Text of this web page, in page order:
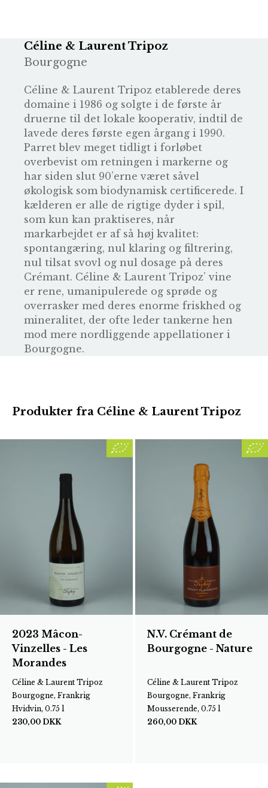
Céline & Laurent Tripoz
Bourgogne
Céline & Laurent Tripoz etablerede deres
domaine i 1986 og solgte i de første år
druerne til det lokale kooperativ, indtil de
lavede deres første egen årgang i 1990.
Parret blev meget tidligt i forløbet
overbevist om retningen i markerne og
har siden slut 90’erne været såvel
økologisk som biodynamisk certificerede. I
kælderen er alle de rigtige dyder i spil,
som kun kan praktiseres, når
markarbejdet er af så høj kvalitet:
spontangæring, nul klaring og filtrering,
nul tilsat svovl og nul dosage på deres
Crémant. Céline & Laurent Tripoz’ vine
er rene, umanipulerede og sprøde og
overrasker med deres enorme friskhed og
mineralitet, der ofte leder tankerne hen
mod mere nordliggende appellationer i
Bourgogne.
Produkter fra Céline & Laurent Tripoz
2023 Mâcon-
Vinzelles - Les
Morandes
Céline & Laurent Tripoz
Bourgogne, Frankrig
Hvidvin, 0.75 l
230,00 DKK
N.V. Crémant de
Bourgogne - Nature
Céline & Laurent Tripoz
Bourgogne, Frankrig
Mousserende, 0.75 l
260,00 DKK